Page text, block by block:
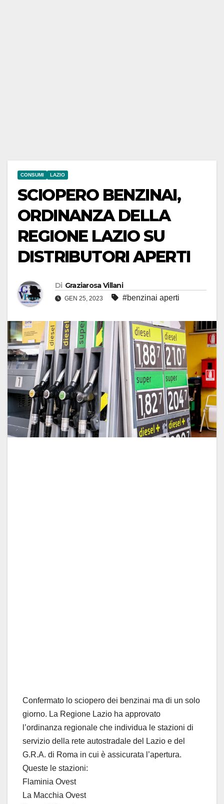
CONSUMI LAZIO
SCIOPERO BENZINAI,
ORDINANZA DELLA
REGIONE LAZIO SU
DISTRIBUTORI APERTI
Di Graziarosa Villani
GEN 25, 2023 #benzinai aperti
Confermato lo sciopero dei benzinai ma di un solo
giorno. La Regione Lazio ha approvato
l’ordinanza regionale che individua le stazioni di
servizio della rete autostradale del Lazio e del
G.R.A. di Roma in cui è assicurata l’apertura.
Queste le stazioni:
Flaminia Ovest
La Macchia Ovest